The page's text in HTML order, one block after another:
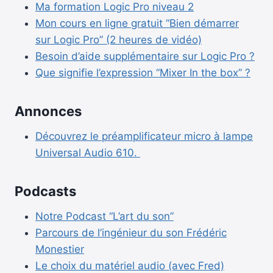
Ma formation Logic Pro niveau 2
Mon cours en ligne gratuit “Bien démarrer
sur Logic Pro” (2 heures de vidéo)
Besoin d’aide supplémentaire sur Logic Pro ?
Que signifie l’expression “Mixer In the box” ?
Annonces
Découvrez le préamplificateur micro à lampe
Universal Audio 610.
Podcasts
Notre Podcast “L’art du son”
Parcours de l’ingénieur du son Frédéric
Monestier
Le choix du matériel audio (avec Fred)